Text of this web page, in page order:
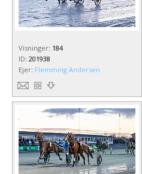
Visninger: 184
ID: 201938
Ejer: Flemming Andersen